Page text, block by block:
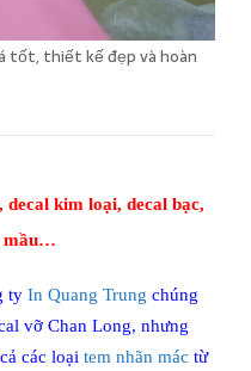
tốt, thiết kế đẹp và hoàn
decal kim loại, decal bạc,
mầu…
ty In Quang Trung chúng
vỡ Chan Long, nhưng
các loại tem nhãn mác từ